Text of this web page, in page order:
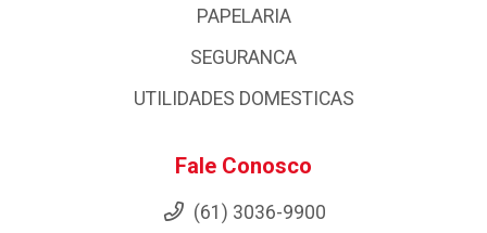
PAPELARIA
SEGURANCA
UTILIDADES DOMESTICAS
Fale Conosco
(61) 3036-9900